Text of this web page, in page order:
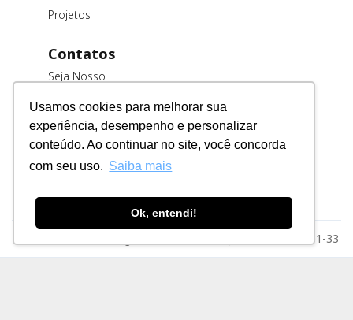
Usamos cookies para melhorar sua
experiência, desempenho e personalizar
conteúdo. Ao continuar no site, você concorda
com seu uso. Saiba mais
Ok, entendi!
Projetos
Contatos
Seja Nosso
Trabalhe
Conosco
Fornecedores
Razão Social: MSE Engenharia LTDA. CNPJ: 78.023.116/0001-33